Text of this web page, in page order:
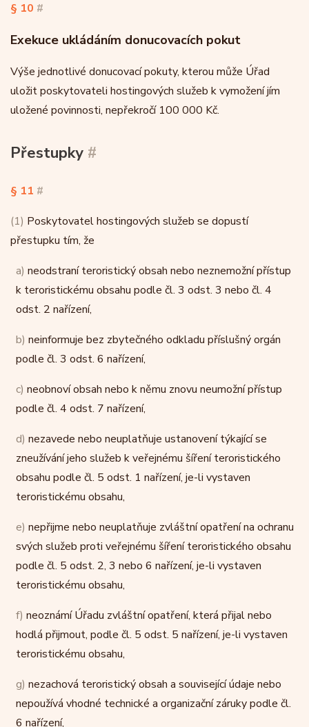
§ 10 #
Exekuce ukládáním donucovacích pokut
Výše jednotlivé donucovací pokuty, kterou může Úřad
uložit poskytovateli hostingových služeb k vymožení jím
uložené povinnosti, nepřekročí 100 000 Kč.
Přestupky #
§ 11 #
(1) Poskytovatel hostingových služeb se dopustí
přestupku tím, že
a) neodstraní teroristický obsah nebo neznemožní přístup
k teroristickému obsahu podle čl. 3 odst. 3 nebo čl. 4
odst. 2 nařízení,
b) neinformuje bez zbytečného odkladu příslušný orgán
podle čl. 3 odst. 6 nařízení,
c) neobnoví obsah nebo k němu znovu neumožní přístup
podle čl. 4 odst. 7 nařízení,
d) nezavede nebo neuplatňuje ustanovení týkající se
zneužívání jeho služeb k veřejnému šíření teroristického
obsahu podle čl. 5 odst. 1 nařízení, je-li vystaven
teroristickému obsahu,
e) nepřijme nebo neuplatňuje zvláštní opatření na ochranu
svých služeb proti veřejnému šíření teroristického obsahu
podle čl. 5 odst. 2, 3 nebo 6 nařízení, je-li vystaven
teroristickému obsahu,
f) neoznámí Úřadu zvláštní opatření, která přijal nebo
hodlá přijmout, podle čl. 5 odst. 5 nařízení, je-li vystaven
teroristickému obsahu,
g) nezachová teroristický obsah a související údaje nebo
nepoužívá vhodné technické a organizační záruky podle čl.
6 nařízení,